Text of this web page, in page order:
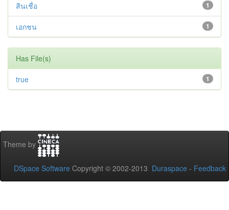
1
สินเชื่อ
1
เอกชน
Has File(s)
1
true
Theme by
DSpace Software Copyright © 2002-2013 Duraspace - Feedback